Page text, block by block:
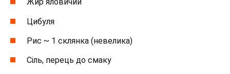
Жир яловичий
Цибуля
Рис ~ 1 склянка (невелика)
Сіль, перець до смаку